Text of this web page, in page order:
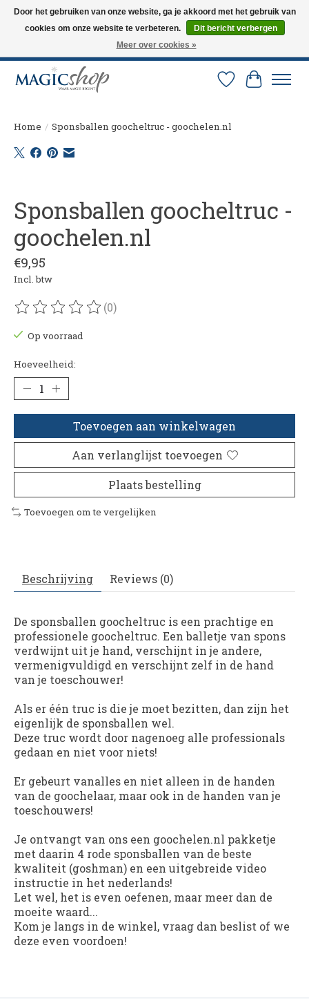
Altijd de nieuwste trucs op voorraad. Snelle verzending via PostNL en DHL.
Langskomen in onze winkel? Bel of mail om een afspraak te maken. 0251-
Verlanglijst
Home / Sponsballen goocheltruc - goochelen.nl
Sponsballen goocheltruc -
goochelen.nl
€9,95
Incl. btw
De beoordeling van dit product is
(0)
Op voorraad
Hoeveelheid:
Toevoegen aan winkelwagen
Aan verlanglijst toevoegen
Plaats bestelling
Toevoegen om te vergelijken
Beschrijving Reviews (0)
De sponsballen goocheltruc is een prachtige en
professionele goocheltruc. Een balletje van spons
verdwijnt uit je hand, verschijnt in je andere,
vermenigvuldigd en verschijnt zelf in de hand
van je toeschouwer!
Als er één truc is die je moet bezitten, dan zijn het
eigenlijk de sponsballen wel.
Deze truc wordt door nagenoeg alle professionals
gedaan en niet voor niets!
Er gebeurt vanalles en niet alleen in de handen
van de goochelaar, maar ook in de handen van je
toeschouwers!
Je ontvangt van ons een goochelen.nl pakketje
met daarin 4 rode sponsballen van de beste
kwaliteit (goshman) en een uitgebreide video
instructie in het nederlands!
Let wel, het is even oefenen, maar meer dan de
moeite waard...
Kom je langs in de winkel, vraag dan beslist of we
deze even voordoen!
Door het gebruiken van onze website, ga je akkoord met het gebruik van
cookies om onze website te verbeteren.
Dit bericht verbergen
Meer over cookies »